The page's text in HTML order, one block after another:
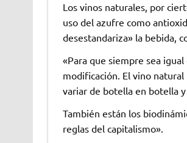
Los vinos naturales, por
uso del azufre como
desestandariza» la bebida,
«Para que siempre sea
modificación. El vino
variar de botella en botella
También están los
reglas del capitalismo».